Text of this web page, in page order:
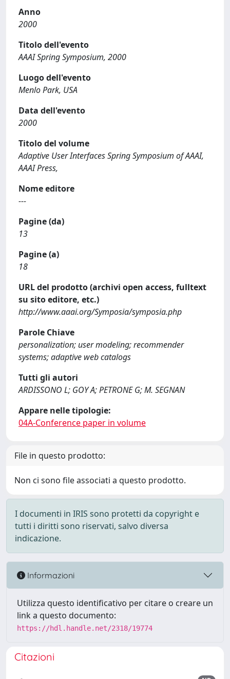
Anno
2000
Titolo dell'evento
AAAI Spring Symposium, 2000
Luogo dell'evento
Menlo Park, USA
Data dell'evento
2000
Titolo del volume
Adaptive User Interfaces Spring Symposium of AAAI,
AAAI Press,
Nome editore
---
Pagine (da)
13
Pagine (a)
18
URL del prodotto (archivi open access, fulltext
su sito editore, etc.)
http://www.aaai.org/Symposia/symposia.php
Parole Chiave
personalization; user modeling; recommender
systems; adaptive web catalogs
Tutti gli autori
ARDISSONO L; GOY A; PETRONE G; M. SEGNAN
Appare nelle tipologie:
04A-Conference paper in volume
File in questo prodotto:
Non ci sono file associati a questo prodotto.
I documenti in IRIS sono protetti da copyright e
tutti i diritti sono riservati, salvo diversa
indicazione.
Informazioni
Utilizza questo identificativo per citare o creare un
link a questo documento:
https://hdl.handle.net/2318/19774
Citazioni